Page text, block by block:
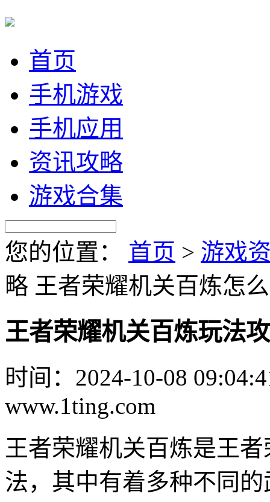
首页
手机游戏
手机应用
资讯攻略
游戏合集
您的位置： 首页 > 游戏
略 王者荣耀机关百炼怎
王者荣耀机关百炼玩法
时间：2024-10-08
www.1ting.com
王者荣耀机关百炼是王
法，其中有着多种不同